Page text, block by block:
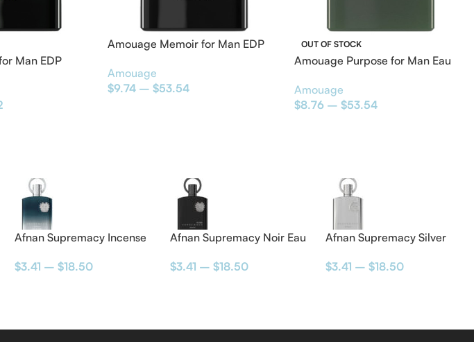
Man EDP
Amouage Memoir for Man EDP
Amouage
$9.74 – $53.54
OUT OF STOCK
Amouage Purpose for Man Eau
Amouage
$8.76 – $53.54
Afnan Supremacy Incense
$3.41 – $18.50
Afnan Supremacy Noir Eau
$3.41 – $18.50
Afnan Supremacy Silver
$3.41 – $18.50